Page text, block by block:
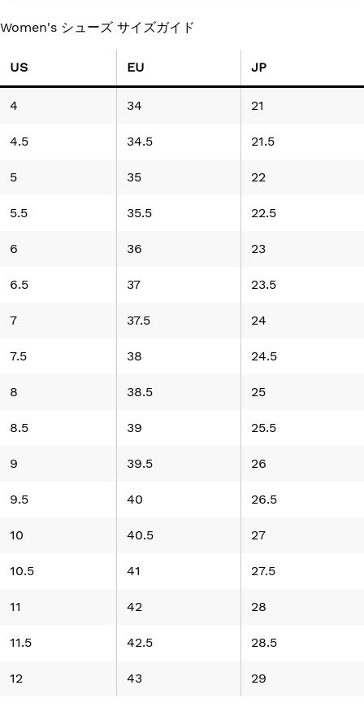
Women's シューズ サイズガイド
US EU JP
4 34 21
4.5 34.5 21.5
5 35 22
5.5 35.5 22.5
6 36 23
6.5 37 23.5
7 37.5 24
7.5 38 24.5
8 38.5 25
8.5 39 25.5
9 39.5 26
9.5 40 26.5
10 40.5 27
10.5 41 27.5
11 42 28
11.5 42.5 28.5
12 43 29